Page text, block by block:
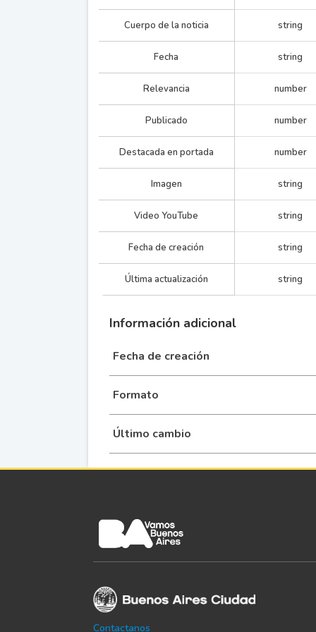
TODO PARA
gratuita:
</i>de
partir de
Cuerpo de la noticia string
Fecha string
Relevancia number
Publicado number
Destacada en portada number
Imagen string
Video YouTube string
Fecha de creación string
Última actualización string
Información adicional
Fecha de creación
Formato
Último cambio
Contactanos